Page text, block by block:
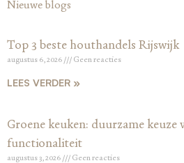
Nieuwe blogs
Top 3 beste houthandels Rijswijk
augustus 6, 2026 Geen reacties
LEES VERDER »
Groene keuken: duurzame keuze
functionaliteit
augustus 3, 2026 Geen reacties